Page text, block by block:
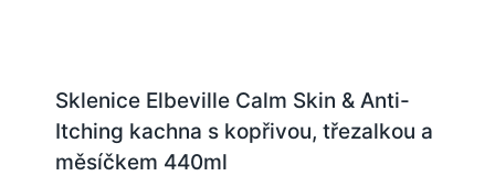
Sklenice Elbeville Calm Skin & Anti-
Itching kachna s kopřivou, třezalkou a
měsíčkem 440ml